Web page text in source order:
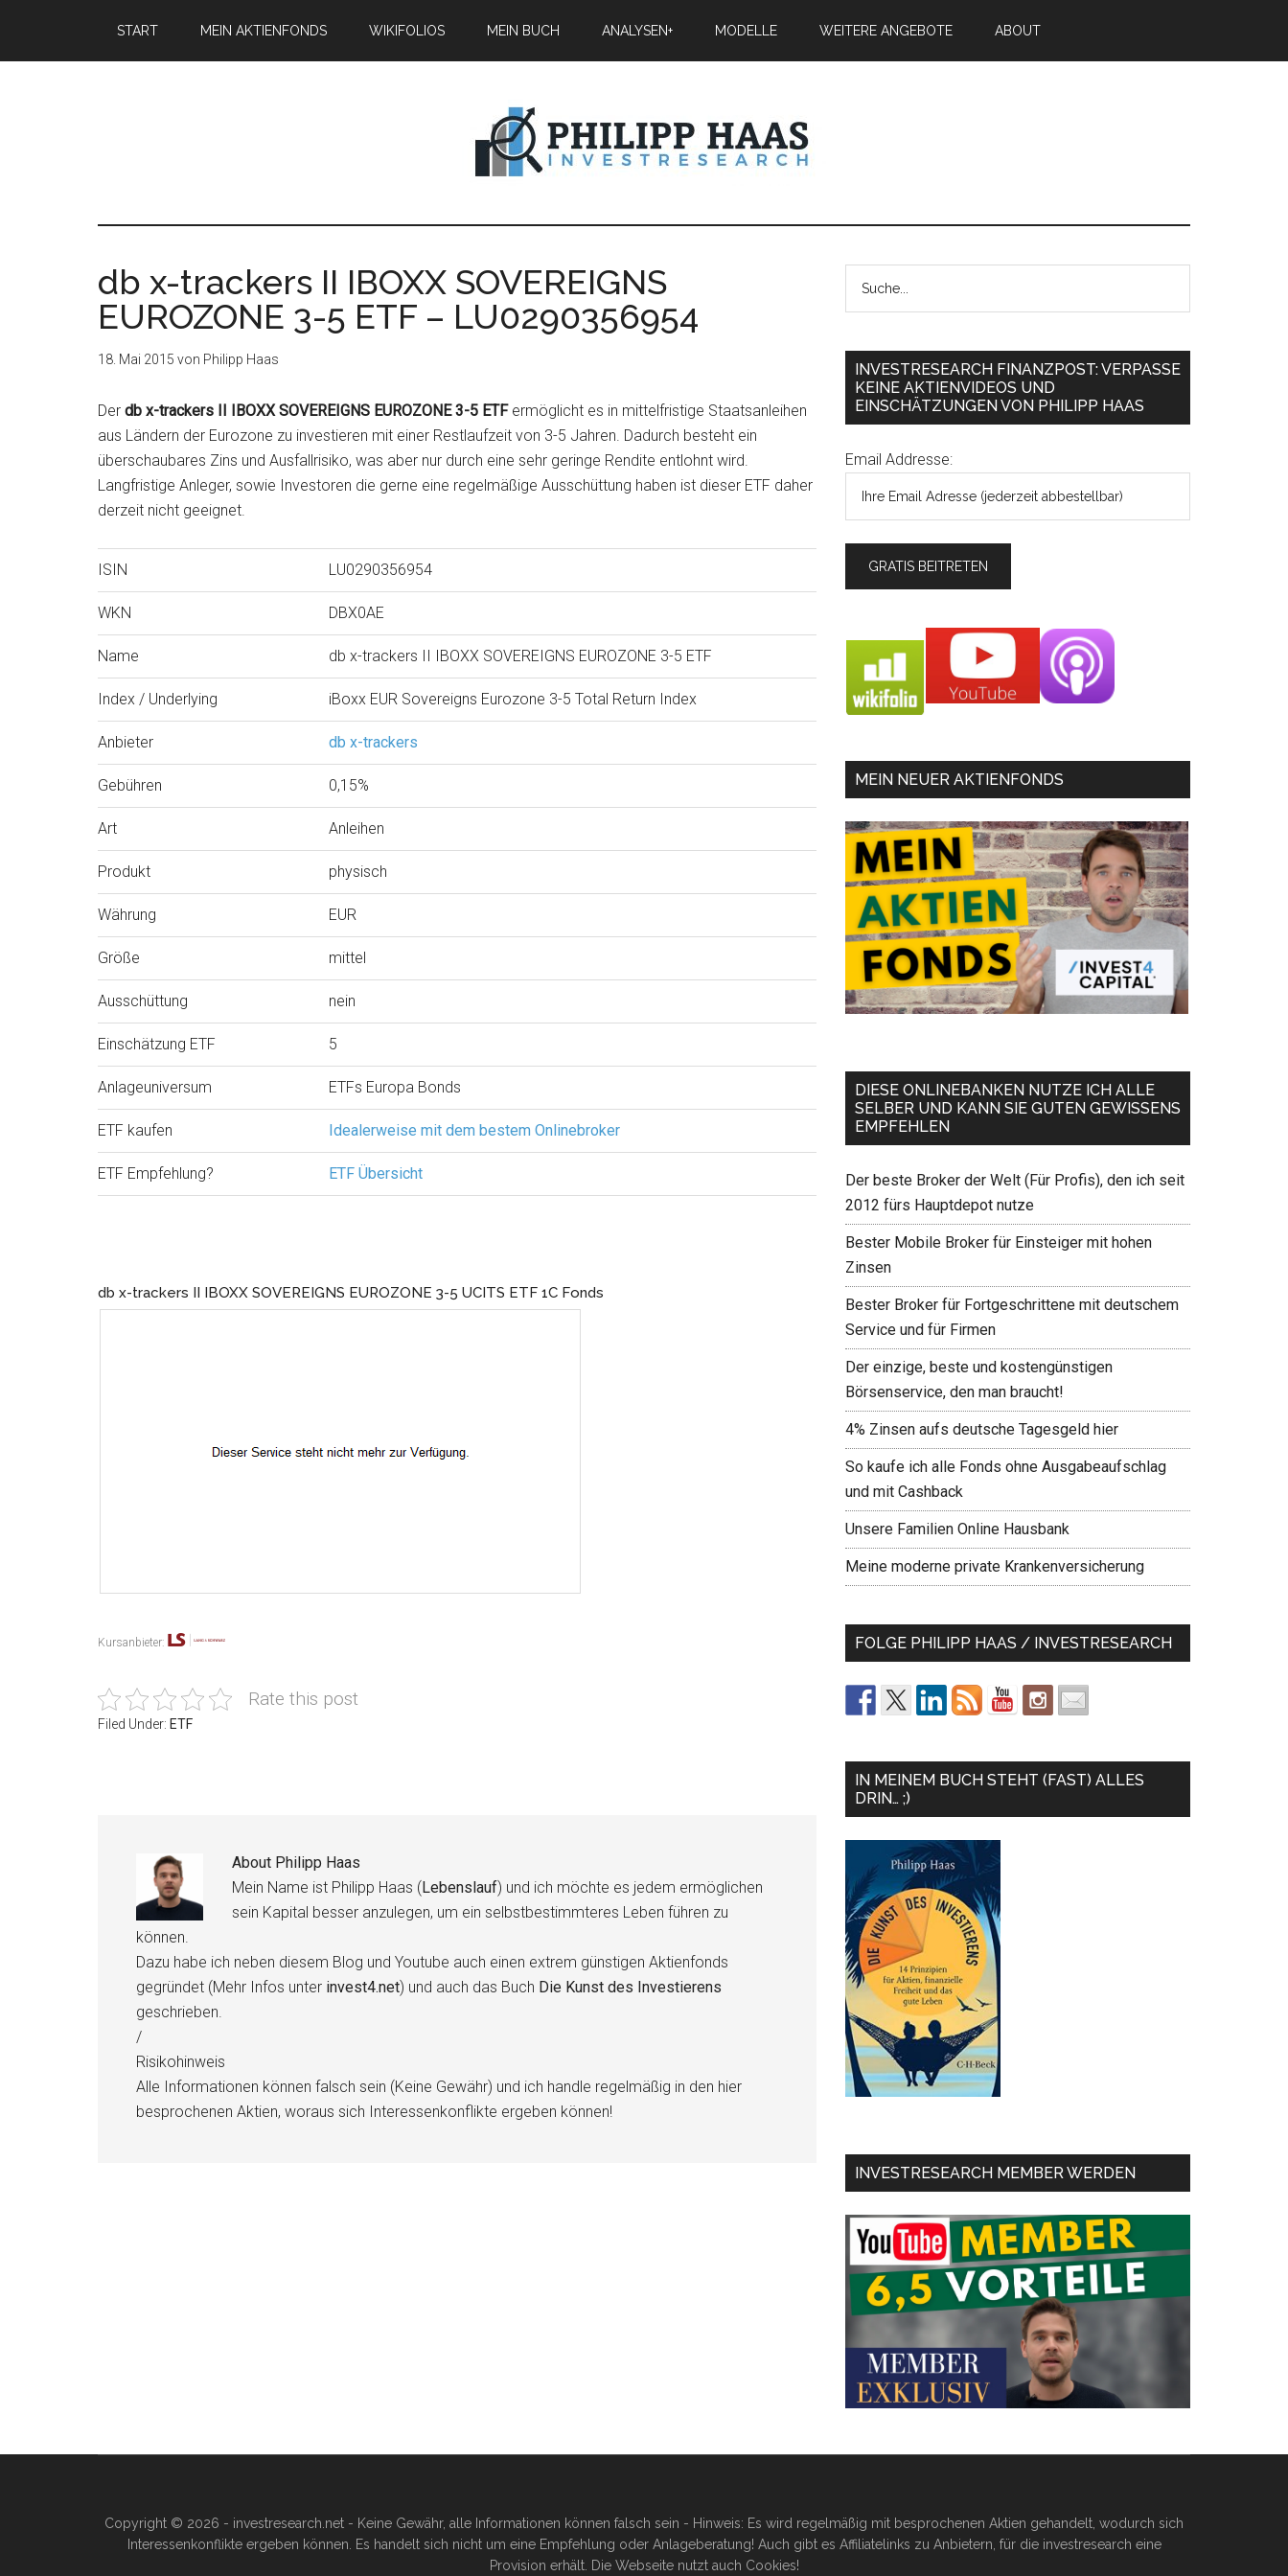
START MEIN AKTIENFONDS WIKIFOLIOS MEIN BUCH ANALYSEN+ MODELLE WEITERE ANGEBOTE ABOUT
db x-trackers II IBOXX SOVEREIGNS
EUROZONE 3-5 ETF – LU0290356954
18. Mai 2015 von Philipp Haas
Der db x-trackers II IBOXX SOVEREIGNS EUROZONE 3-5 ETFermöglicht es in mittelfristige Staatsanleihen
aus Ländern der Eurozone zu investieren mit einer Restlaufzeit von 3-5 Jahren. Dadurch besteht ein
überschaubares Zins und Ausfallrisiko, was aber nur durch eine sehr geringe Rendite entlohnt wird.
Langfristige Anleger, sowie Investoren die gerne eine regelmäßige Ausschüttung haben ist dieser ETF daher
derzeit nicht geeignet.
ISIN LU0290356954
WKN DBX0AE
Name db x-trackers II IBOXX SOVEREIGNS EUROZONE 3-5 ETF
Index / Underlying iBoxx EUR Sovereigns Eurozone 3-5 Total Return Index
Anbieter db x-trackers
Gebühren 0,15%
Art Anleihen
Produkt physisch
Währung EUR
Größe mittel
Ausschüttung nein
Einschätzung ETF 5
Anlageuniversum ETFs Europa Bonds
ETF kaufen Idealerweise mit dem bestem Onlinebroker
ETF Empfehlung? ETF Übersicht
db x-trackers II IBOXX SOVEREIGNS EUROZONE 3-5 UCITS ETF 1C Fonds
Kursanbieter:
Rate this post
Filed Under: ETF
About Philipp Haas
Mein Name ist Philipp Haas (Lebenslauf) und ich möchte es jedem ermöglichen
sein Kapital besser anzulegen, um ein selbstbestimmteres Leben führen zu
können.
Dazu habe ich neben diesem Blog und Youtube auch einen extrem günstigen Aktienfonds
gegründet (Mehr Infos unter invest4.net) und auch das Buch Die Kunst des Investierens
geschrieben.
/
Risikohinweis
Alle Informationen können falsch sein (Keine Gewähr) und ich handle regelmäßig in den hier
besprochenen Aktien, woraus sich Interessenkonflikte ergeben können!
INVESTRESEARCH FINANZPOST: VERPASSE
KEINE AKTIENVIDEOS UND
EINSCHÄTZUNGEN VON PHILIPP HAAS
Email Addresse:
MEIN NEUER AKTIENFONDS
DIESE ONLINEBANKEN NUTZE ICH ALLE
SELBER UND KANN SIE GUTEN GEWISSENS
EMPFEHLEN
Der beste Broker der Welt (Für Profis), den ich seit
2012 fürs Hauptdepot nutze
Bester Mobile Broker für Einsteiger mit hohen
Zinsen
Bester Broker für Fortgeschrittene mit deutschem
Service und für Firmen
Der einzige, beste und kostengünstigen
Börsenservice, den man braucht!
4% Zinsen aufs deutsche Tagesgeld hier
So kaufe ich alle Fonds ohne Ausgabeaufschlag
und mit Cashback
Unsere Familien Online Hausbank
Meine moderne private Krankenversicherung
FOLGE PHILIPP HAAS / INVESTRESEARCH
IN MEINEM BUCH STEHT (FAST) ALLES
DRIN… ;)
INVESTRESEARCH MEMBER WERDEN
Copyright © 2026 - investresearch.net - Keine Gewähr, alle Informationen können falsch sein - Hinweis: Es wird regelmäßig mit besprochenen Aktien gehandelt, wodurch sich
Interessenkonflikte ergeben können. Es handelt sich nicht um eine Empfehlung oder Anlageberatung! Auch gibt es Affiliatelinks zu Anbietern, für die investresearch eine
Provision erhält. Die Webseite nutzt auch Cookies!